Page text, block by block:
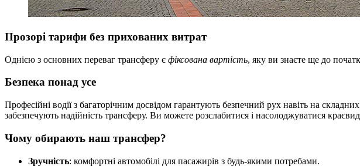
Прозорі тарифи без прихованих витрат
Однією з основних переваг трансферу є фіксована вартість, яку ви знаєте ще до
Безпека понад усе
Професійні водії з багаторічним досвідом гарантують безпечний рух навіть на
забезпечують надійність трансферу. Ви можете розслабитися і насолоджуватися
Чому обирають наш трансфер?
Зручність: комфортні автомобілі для пасажирів з будь-якими потребами.